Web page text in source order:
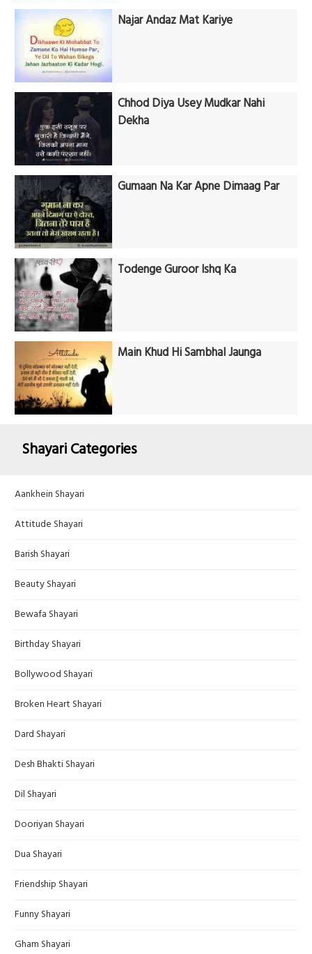
Najar Andaz Mat Kariye
Chhod Diya Usey Mudkar Nahi
Dekha
Gumaan Na Kar Apne Dimaag Par
Todenge Guroor Ishq Ka
Main Khud Hi Sambhal Jaunga
Shayari Categories
Aankhein Shayari
Attitude Shayari
Barish Shayari
Beauty Shayari
Bewafa Shayari
Birthday Shayari
Bollywood Shayari
Broken Heart Shayari
Dard Shayari
Desh Bhakti Shayari
Dil Shayari
Dooriyan Shayari
Dua Shayari
Friendship Shayari
Funny Shayari
Gham Shayari